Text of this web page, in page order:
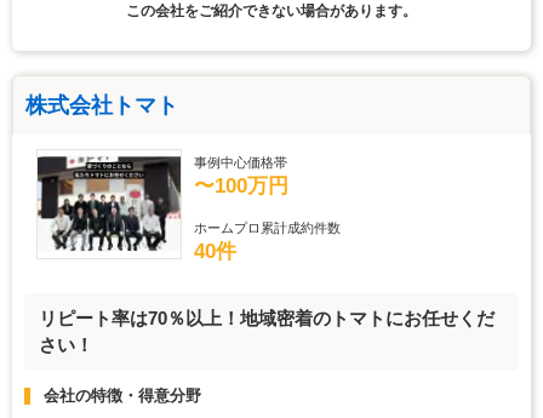
この会社をご紹介できない場合があります。
株式会社トマト
事例中心価格帯
〜100万円
ホームプロ累計成約件数
40件
リピート率は70％以上！地域密着のトマトにお任せくだ
さい！
会社の特徴・得意分野